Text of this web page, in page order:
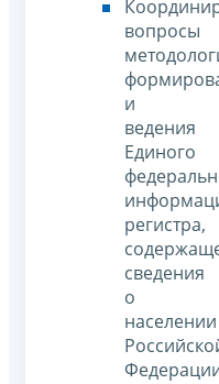
вопросы
и
ведения
Единого
регистра,
сведения
о
населении